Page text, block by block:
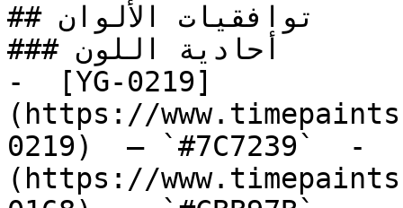
## توافقيات الألوان
### أحادية اللون
-  [YG-0219]
(https://
0219)  — `#7C7239`  -
(https://